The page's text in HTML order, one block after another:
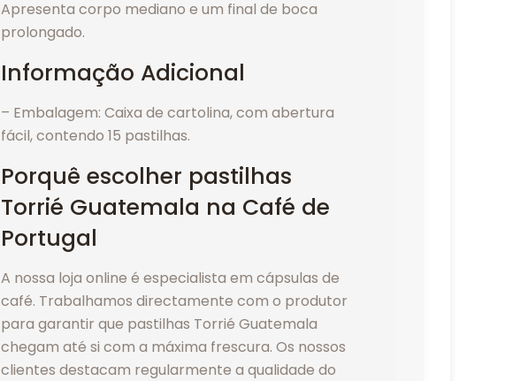
Apresenta corpo mediano e um final de boca
prolongado.
Informação Adicional
– Embalagem: Caixa de cartolina, com abertura
fácil, contendo 15 pastilhas.
Porquê escolher pastilhas
Torrié Guatemala na Café de
Portugal
A nossa loja online é especialista em cápsulas de
café. Trabalhamos directamente com o produtor
para garantir que pastilhas Torrié Guatemala
chegam até si com a máxima frescura. Os nossos
clientes destacam regularmente a qualidade do